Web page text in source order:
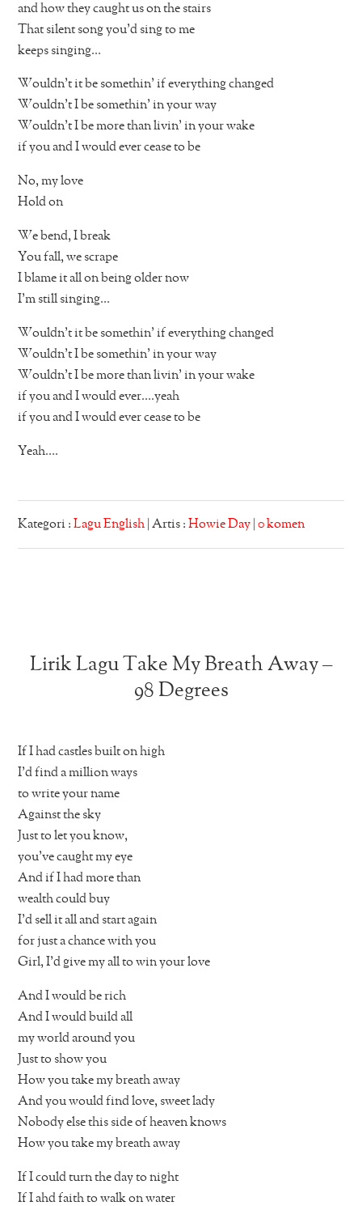
and how they caught us on the stairs
That silent song you’d sing to me
keeps singing…
Wouldn’t it be somethin’ if everything changed
Wouldn’t I be somethin’ in your way
Wouldn’t I be more than livin’ in your wake
if you and I would ever cease to be
No, my love
Hold on
We bend, I break
You fall, we scrape
I blame it all on being older now
I’m still singing…
Wouldn’t it be somethin’ if everything changed
Wouldn’t I be somethin’ in your way
Wouldn’t I be more than livin’ in your wake
if you and I would ever….yeah
if you and I would ever cease to be
Yeah….
Kategori :Lagu English | Artis :Howie Day |0 komen
Lirik Lagu Take My Breath Away –
98 Degrees
If I had castles built on high
I’d find a million ways
to write your name
Against the sky
Just to let you know,
you’ve caught my eye
And if I had more than
wealth could buy
I’d sell it all and start again
for just a chance with you
Girl, I’d give my all to win your love
And I would be rich
And I would build all
my world around you
Just to show you
How you take my breath away
And you would find love, sweet lady
Nobody else this side of heaven knows
How you take my breath away
If I could turn the day to night
If I ahd faith to walk on water